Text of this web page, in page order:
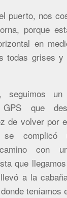
puerto, nos
porque
en
todas grises y
seguimos
que
de volver por
se
con
que
a la
teníamos